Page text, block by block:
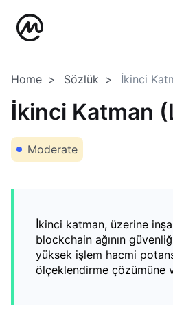
Home Sözlük İkinci
İkinci Katman
Moderate
İkinci katman, üzerine
blockchain ağının
yüksek işlem hacmi
ölçeklendirme çözümüne